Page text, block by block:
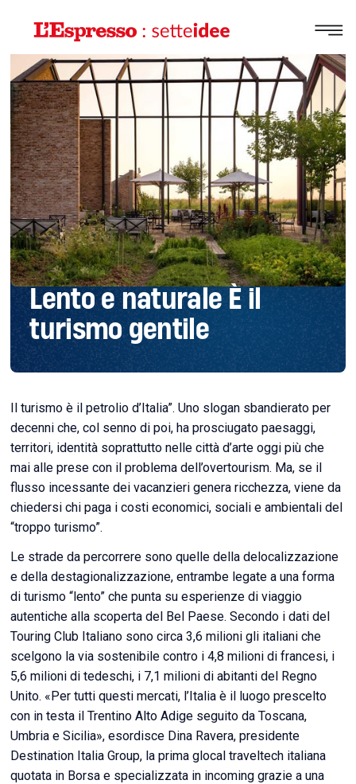
Lento e naturale È il
turismo gentile
Il turismo è il petrolio d’Italia”. Uno slogan sbandierato per
decenni che, col senno di poi, ha prosciugato paesaggi,
territori, identità soprattutto nelle città d’arte oggi più che
mai alle prese con il problema dell’overtourism. Ma, se il
flusso incessante dei vacanzieri genera ricchezza, viene da
chiedersi chi paga i costi economici, sociali e ambientali del
“troppo turismo”.
Le strade da percorrere sono quelle della delocalizzazione
e della destagionalizzazione, entrambe legate a una forma
di turismo “lento” che punta su esperienze di viaggio
autentiche alla scoperta del Bel Paese. Secondo i dati del
Touring Club Italiano sono circa 3,6 milioni gli italiani che
scelgono la via sostenibile contro i 4,8 milioni di francesi, i
5,6 milioni di tedeschi, i 7,1 milioni di abitanti del Regno
Unito. «Per tutti questi mercati, l’Italia è il luogo prescelto
con in testa il Trentino Alto Adige seguito da Toscana,
Umbria e Sicilia», esordisce Dina Ravera, presidente
Destination Italia Group, la prima glocal traveltech italiana
quotata in Borsa e specializzata in incoming grazie a una